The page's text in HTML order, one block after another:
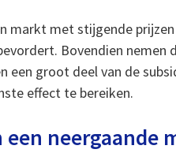
markt met stijgende
Bovendien nemen
groot deel van de
effect te bereiken.
neergaande